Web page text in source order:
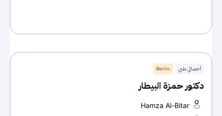
أخصائي طبي Berlin
دكتور حمزة البيطار
Hamza Al-Bitar